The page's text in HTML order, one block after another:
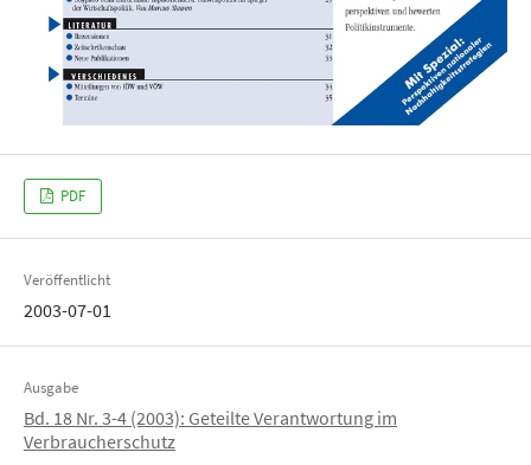
PDF
Veröffentlicht
2003-07-01
Ausgabe
Bd. 18 Nr. 3-4 (2003): Geteilte Verantwortung im
Verbraucherschutz